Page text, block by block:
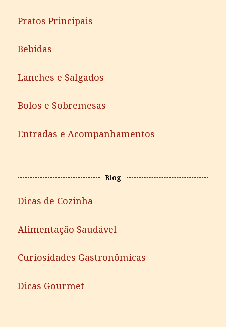
Pratos Principais
Bebidas
Lanches e Salgados
Bolos e Sobremesas
Entradas e Acompanhamentos
Blog
Dicas de Cozinha
Alimentação Saudável
Curiosidades Gastronômicas
Dicas Gourmet